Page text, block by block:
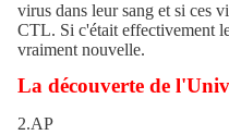
virus dans leur sang et si ces
CTL. Si c'était effectivement
vraiment nouvelle.
La découverte de
2.AP